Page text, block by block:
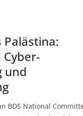
Palästina:
und
BDS National